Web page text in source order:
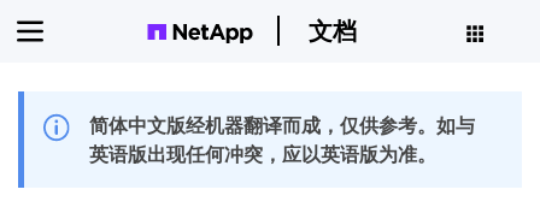
文档
简体中文版经机器翻译而成，仅供参考。如与
英语版出现任何冲突，应以英语版为准。